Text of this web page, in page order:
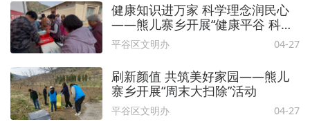
健康知识进万家 科学理念润民心
——熊儿寨乡开展“健康平谷 科普
同行”创建全国健康区主题宣传活
动
平谷区文明办 04-27
刷新颜值 共筑美好家园——熊儿
寨乡开展“周末大扫除”活动
平谷区文明办 04-27